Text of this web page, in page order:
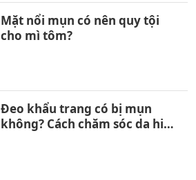
Mặt nổi mụn có nên quy tội
cho mì tôm?
Đeo khẩu trang có bị mụn
không? Cách chăm sóc da hiệu